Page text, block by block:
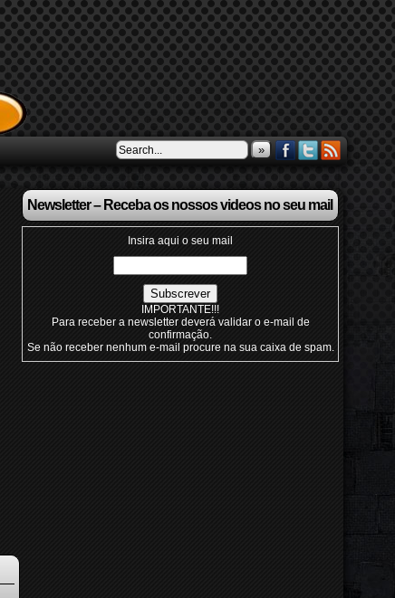
»
Newsletter – Receba os nossos videos no seu mail
Insira aqui o seu mail
IMPORTANTE!!!
Para receber a newsletter deverá validar o e-mail de
confirmação.
Se não receber nenhum e-mail procure na sua caixa de spam.